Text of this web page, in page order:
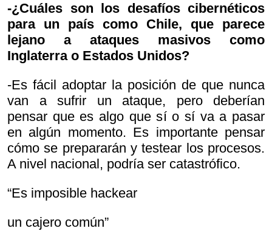
-¿Cuáles son los desafíos cibernéticos
para un país como Chile, que parece
lejano a ataques masivos como
Inglaterra o Estados Unidos?
-Es fácil adoptar la posición de que nunca
van a sufrir un ataque, pero deberían
pensar que es algo que sí o sí va a pasar
en algún momento. Es importante pensar
cómo se prepararán y testear los procesos.
A nivel nacional, podría ser catastrófico.
“Es imposible hackear
un cajero común”